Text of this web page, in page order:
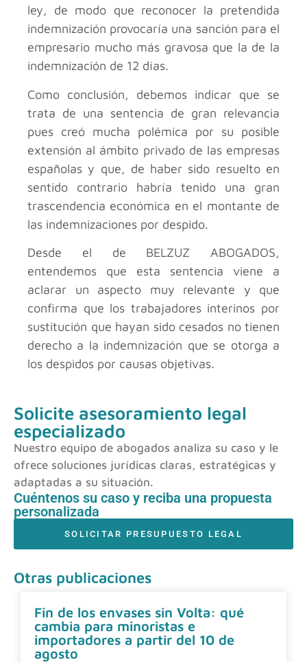
ley, de modo que reconocer la pretendida
indemnización provocaría una sanción para el
empresario mucho más gravosa que la de la
indemnización de 12 días.
Como conclusión, debemos indicar que se
trata de una sentencia de gran relevancia
pues creó mucha polémica por su posible
extensión al ámbito privado de las empresas
españolas y que, de haber sido resuelto en
sentido contrario habría tenido una gran
trascendencia económica en el montante de
las indemnizaciones por despido.
Desde el de BELZUZ ABOGADOS,
entendemos que esta sentencia viene a
aclarar un aspecto muy relevante y que
confirma que los trabajadores interinos por
sustitución que hayan sido cesados no tienen
derecho a la indemnización que se otorga a
los despidos por causas objetivas.
Solicite asesoramiento legal
especializado
Nuestro equipo de abogados analiza su caso y le
ofrece soluciones jurídicas claras, estratégicas y
adaptadas a su situación.
Cuéntenos su caso y reciba una propuesta
personalizada
SOLICITAR PRESUPUESTO LEGAL
Otras publicaciones
Fin de los envases sin Volta: qué
cambia para minoristas e
importadores a partir del 10 de
agosto